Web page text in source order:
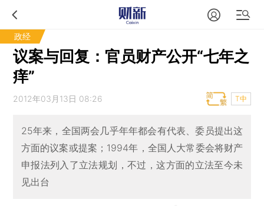
政经
议案与回复：官员财产公开“七年之
痒”
2012年03月13日 08:26 T中
25年来，全国两会几乎年年都会有代表、委员提出这
方面的议案或提案；1994年，全国人大常委会将财产
申报法列入了立法规划，不过，这方面的立法至今未
见出台